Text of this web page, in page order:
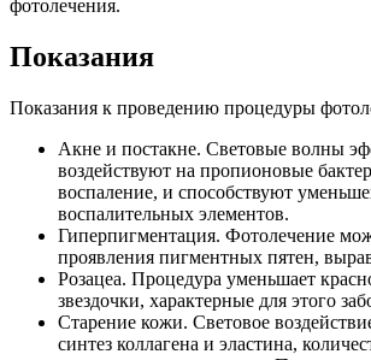
фотолечения.
Показания
Показания к проведению процедуры
Акне и постакне. Световые волны
воздействуют на пропионовые
воспаление, и способствуют
воспалительных элементов.
Гиперпигментация. Фотолечение
проявления пигментных пятен,
Розацеа. Процедура уменьшает
звездочки, характерные для этого
Старение кожи. Световое
синтез коллагена и эластина,